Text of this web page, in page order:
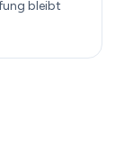
bleibt